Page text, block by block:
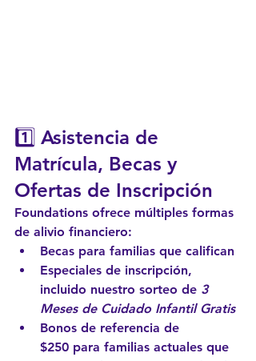
1️⃣ Asistencia de
Matrícula, Becas y
Ofertas de Inscripción
Foundations ofrece múltiples formas
de alivio financiero:
Becas para familias que califican
Especiales de inscripción,
incluido nuestro sorteo de 3
Meses de Cuidado Infantil Gratis
Bonos de referencia de
$250 para familias actuales que